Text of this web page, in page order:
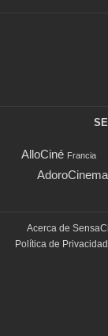
AlloCiné Francia
AdoroCinema
Acerca de
Política de Privacidad